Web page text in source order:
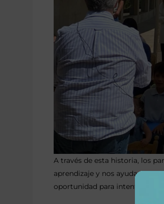
A través de esta historia, los
aprendizaje y nos ayudan a
oportunidad para intentarlo de